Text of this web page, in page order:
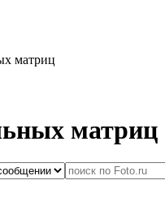
матриц
матриц